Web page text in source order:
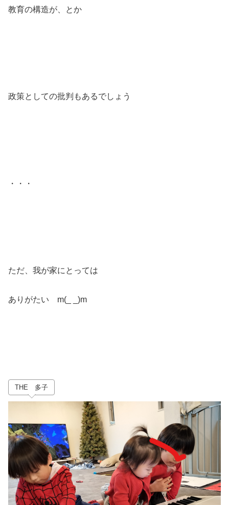
教育の構造が、とか
政策としての批判もあるでしょう
・・・
ただ、我が家にとっては
ありがたい m(_ _)m
THE 多子